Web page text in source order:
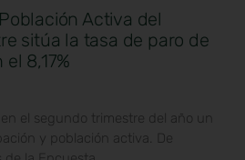
Activa del
sitúa la tasa de paro de
8,17%
el segundo trimestre del año un
y población activa. De